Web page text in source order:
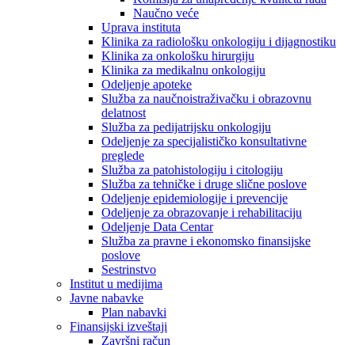
Naučno veće
Uprava instituta
Klinika za radiološku onkologiju i dijagnostiku
Klinika za onkološku hirurgiju
Klinika za medikalnu onkologiju
Odeljenje apoteke
Služba za naučnoistraživačku i obrazovnu
delatnost
Služba za pedijatrijsku onkologiju
Odeljenje za specijalističko konsultativne
preglede
Služba za patohistologiju i citologiju
Služba za tehničke i druge slične poslove
Odeljenje epidemiologije i prevencije
Odeljenje za obrazovanje i rehabilitaciju
Odeljenje Data Centar
Služba za pravne i ekonomsko finansijske
poslove
Sestrinstvo
Institut u medijima
Javne nabavke
Plan nabavki
Finansijski izveštaji
Završni račun